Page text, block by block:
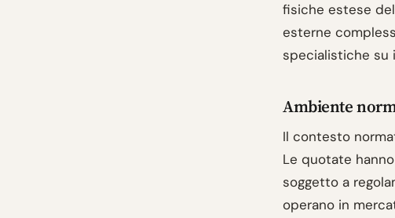
fisiche estese
esterne
specialistiche su
Ambiente
Il contesto
Le quotate
soggetto a
operano in